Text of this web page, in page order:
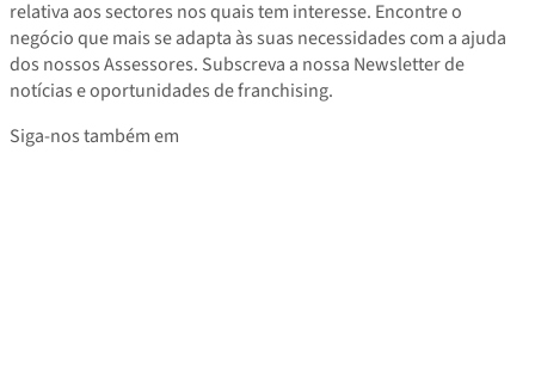
relativa aos sectores nos quais tem interesse. Encontre o
negócio que mais se adapta às suas necessidades com a ajuda
dos nossos Assessores. Subscreva a nossa Newsletter de
notícias e oportunidades de franchising.
Siga-nos também em